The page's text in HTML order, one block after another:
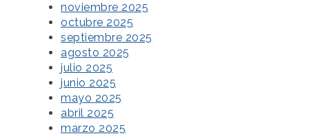
noviembre 2025
octubre 2025
septiembre 2025
agosto 2025
julio 2025
junio 2025
mayo 2025
abril 2025
marzo 2025